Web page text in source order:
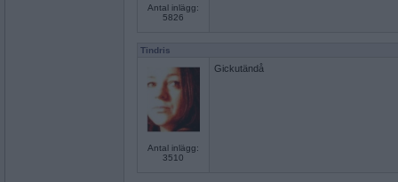
Antal inlägg:
5826
Tindris
Antal inlägg:
3510
Gickutändå